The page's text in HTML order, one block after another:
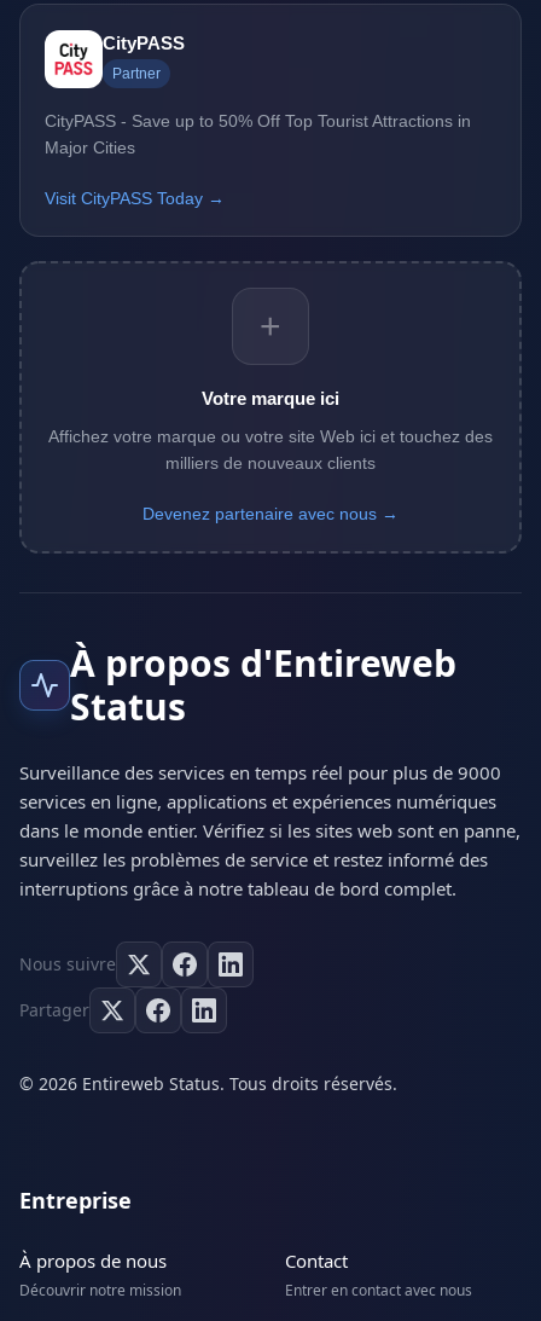
CityPASS
Partner
CityPASS - Save up to 50% Off Top Tourist Attractions in
Major Cities
Visit CityPASS Today →
+
Votre marque ici
Affichez votre marque ou votre site Web ici et touchez des
milliers de nouveaux clients
Devenez partenaire avec nous →
À propos d'Entireweb
Status
Surveillance des services en temps réel pour plus de 9000
services en ligne, applications et expériences numériques
dans le monde entier. Vérifiez si les sites web sont en panne,
surveillez les problèmes de service et restez informé des
interruptions grâce à notre tableau de bord complet.
Nous suivre
Partager
© 2026 Entireweb Status. Tous droits réservés.
Entreprise
À propos de nous
Découvrir notre mission
Contact
Entrer en contact avec nous